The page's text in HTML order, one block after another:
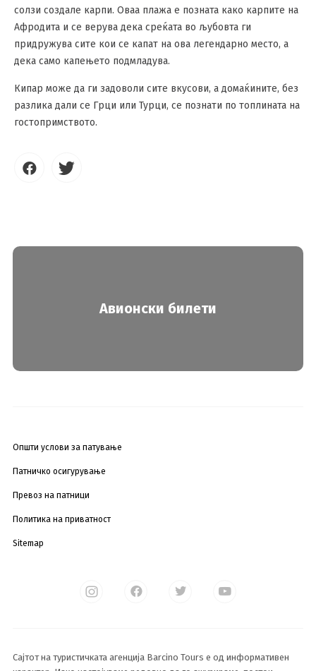
солзи создале карпи. Оваа плажа е позната како карпите на
Афродита и се верува дека среќата во љубовта ги
придружува сите кои се капат на ова легендарно место, а
дека само капењето подмладува.
Кипар може да ги задоволи сите вкусови, а домаќините, без
разлика дали се Грци или Турци, се познати по топлината на
гостопримството.
Авионски билети
Општи услови за патување
Патничко осигурување
Превоз на патници
Политика на приватност
Sitemap
Сајтот на туристичката агенција Barcino Tours е од информативен